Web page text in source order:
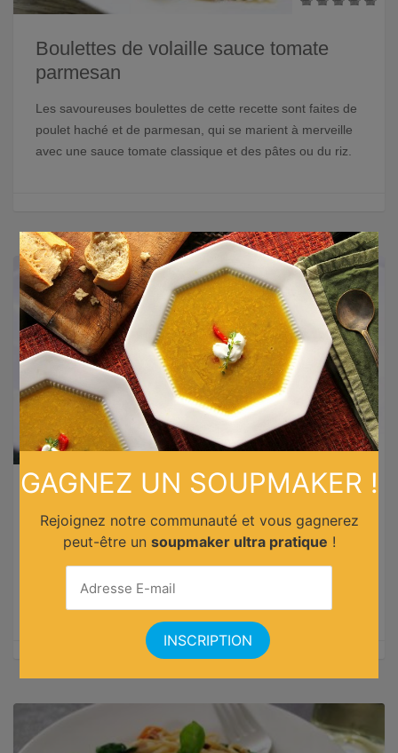
Boulettes de volaille sauce tomate
parmesan
Les savoureuses boulettes de cette recette sont faites de
poulet haché et de parmesan, qui se marient à merveille
avec une sauce tomate classique et des pâtes ou du riz.
Risotto butternut pancetta
Un risotto crémeux fera des heureux dans votre famille ! .
GAGNEZ UN SOUPMAKER !
Rejoignez notre communauté et vous gagnerez
peut-être un soupmaker ultra pratique !
×